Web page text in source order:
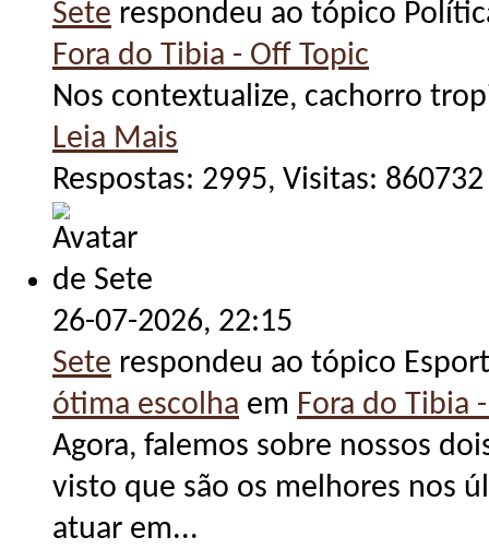
Sete respondeu ao tópico
Fora do Tibia - Off Topic
Nos contextualize, cachorro
Leia Mais
Respostas: 2995, Visitas: 860732
26-07-2026, 22:15
Sete respondeu ao tópico
ótima escolha em Fora do Tibia
Agora, falemos sobre nossos
visto que são os melhores nos
atuar em...